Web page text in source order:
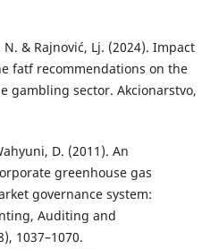
& Rajnović, Lj. (2024). Impact
fatf recommendations on the
gambling sector. Akcionarstvo,
D. (2011). An
greenhouse gas
governance system:
Auditing and
1037–1070.